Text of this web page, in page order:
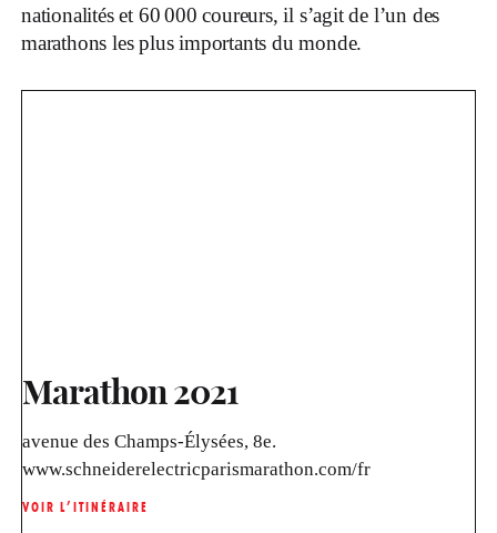
nationalités et 60 000 coureurs, il s’agit de l’un des
marathons les plus importants du monde.
Marathon 2021
avenue des Champs-Élysées, 8e.
www.schneiderelectricparismarathon.com/fr
VOIR L’ITINÉRAIRE